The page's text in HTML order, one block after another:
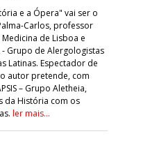
e a Ópera" vai ser o
Carlos, professor
de Lisboa e
Grupo de Alergologistas
Latinas. Espectador de
autor pretende, com
– Grupo Aletheia,
da História com os
ler mais...